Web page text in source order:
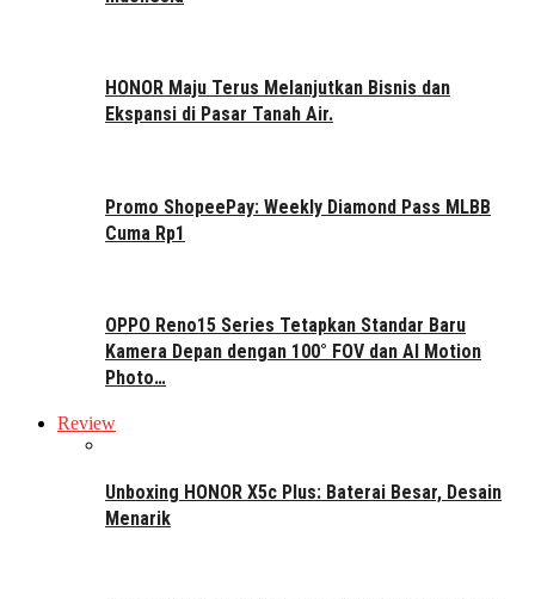
HONOR Maju Terus Melanjutkan Bisnis dan
Ekspansi di Pasar Tanah Air.
Promo ShopeePay: Weekly Diamond Pass MLBB
Cuma Rp1
OPPO Reno15 Series Tetapkan Standar Baru
Kamera Depan dengan 100° FOV dan AI Motion
Photo…
Review
Unboxing HONOR X5c Plus: Baterai Besar, Desain
Menarik